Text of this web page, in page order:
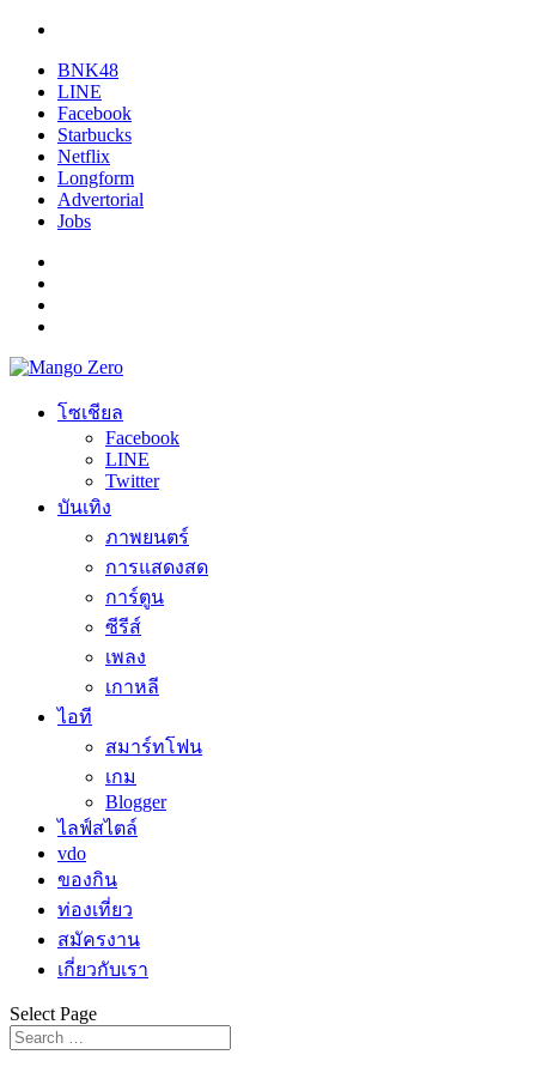
BNK48
LINE
Facebook
Starbucks
Netflix
Longform
Advertorial
Jobs
โซเชียล
Facebook
LINE
Twitter
บันเทิง
ภาพยนตร์
การแสดงสด
การ์ตูน
ซีรีส์
เพลง
เกาหลี
ไอที
สมาร์ทโฟน
เกม
Blogger
ไลฟ์สไตล์
vdo
ของกิน
ท่องเที่ยว
สมัครงาน
เกี่ยวกับเรา
Select Page